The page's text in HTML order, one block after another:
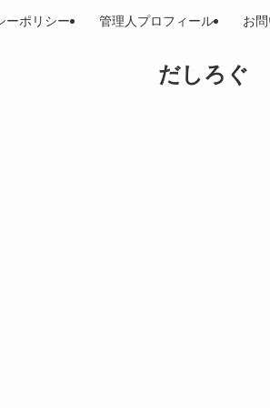
だしろぐ
ーポリシー 管理人プロフィール お